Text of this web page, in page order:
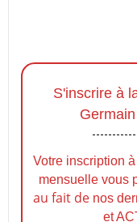
S'inscrire à
Votre inscription
mensuelle vous
au fait de nos
et